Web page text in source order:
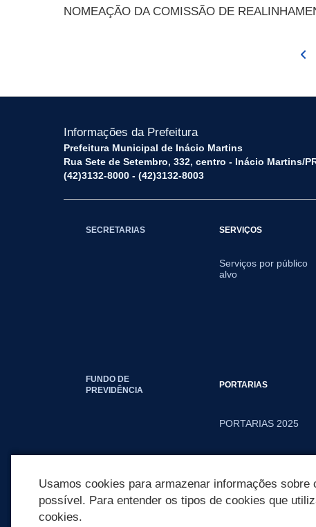
NOMEAÇÃO DA COMISSÃO DE
Informações da Prefeitura
Prefeitura Municipal de Inácio Martins
Rua Sete de Setembro, 332, centro - Inácio Martins/
(42)3132-8000 - (42)3132-8003
SECRETARIAS SERVIÇOS
Serviços por público
alvo
FUNDO DE
PREVIDÊNCIA
PORTARIAS
PORTARIAS 2025
Usamos cookies para armazenar informações
possível. Para entender os tipos de cookies que
cookies.